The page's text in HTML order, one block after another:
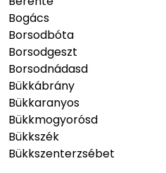
Bogács
Borsodbóta
Borsodgeszt
Borsodnádasd
Bükkábrány
Bükkaranyos
Bükkmogyorósd
Bükkszék
Bükkszenterzsébet